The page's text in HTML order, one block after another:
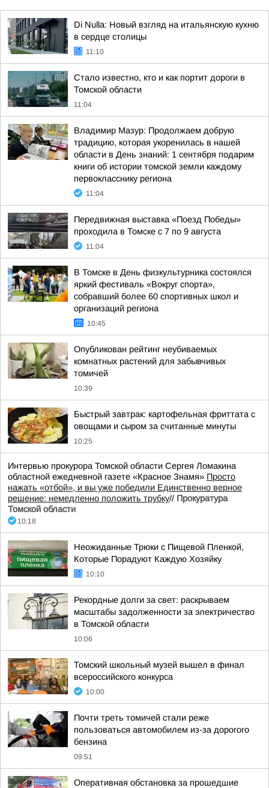
Di Nulla: Новый взгляд на итальянскую кухню
в сердце столицы
11:10
Стало известно, кто и как портит дороги в
Томской области
11:04
Владимир Мазур: Продолжаем добрую
традицию, которая укоренилась в нашей
области в День знаний: 1 сентября подарим
книги об истории томской земли каждому
первокласснику региона
11:04
Передвижная выставка «Поезд Победы»
проходила в Томске с 7 по 9 августа
11:04
В Томске в День физкультурника состоялся
яркий фестиваль «Вокруг спорта»,
собравший более 60 спортивных школ и
организаций региона
10:45
Опубликован рейтинг неубиваемых
комнатных растений для забывчивых
томичей
10:39
Быстрый завтрак: картофельная фриттата с
овощами и сыром за считанные минуты
10:25
Интервью прокурора Томской области Сергея Ломакина
областной ежедневной газете «Красное Знамя» Просто
нажать «отбой», и вы уже победили Единственно верное
решение: немедленно положить трубку// Прокуратура
Томской области
10:18
Неожиданные Трюки с Пищевой Пленкой,
Которые Порадуют Каждую Хозяйку
10:10
Рекордные долги за свет: раскрываем
масштабы задолженности за электричество
в Томской области
10:06
Томский школьный музей вышел в финал
всероссийского конкурса
10:00
Почти треть томичей стали реже
пользоваться автомобилем из-за дорогого
бензина
09:51
Оперативная обстановка за прошедшие